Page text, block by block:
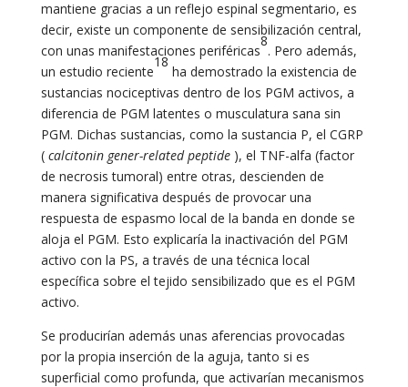
mantiene gracias a un reflejo espinal segmentario, es
decir, existe un componente de sensibilización central,
con unas manifestaciones periféricas
8
. Pero además,
un estudio reciente
18
ha demostrado la existencia de
sustancias nociceptivas dentro de los PGM activos, a
diferencia de PGM latentes o musculatura sana sin
PGM. Dichas sustancias, como la sustancia P, el CGRP
(calcitonin gener-related peptide), el TNF-alfa (factor
de necrosis tumoral) entre otras, descienden de
manera significativa después de provocar una
respuesta de espasmo local de la banda en donde se
aloja el PGM. Esto explicaría la inactivación del PGM
activo con la PS, a través de una técnica local
específica sobre el tejido sensibilizado que es el PGM
activo.
Se producirían además unas aferencias provocadas
por la propia inserción de la aguja, tanto si es
superficial como profunda, que activarían mecanismos